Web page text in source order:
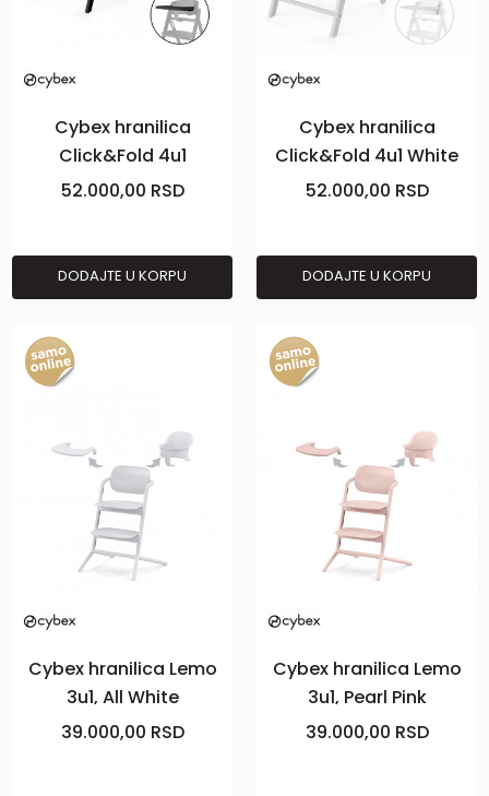
Cybex hranilica
Click&Fold 4u1
Stunning Black
52.000,00 RSD
DODAJTE U KORPU
Cybex hranilica
Click&Fold 4u1 White
52.000,00 RSD
DODAJTE U KORPU
Cybex hranilica Lemo
3u1, All White
39.000,00 RSD
Cybex hranilica Lemo
3u1, Pearl Pink
39.000,00 RSD